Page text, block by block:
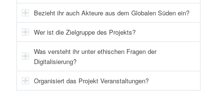
Bezieht ihr auch Akteure aus dem Globalen Süden ein?
Wer ist die Zielgruppe des Projekts?
Was versteht ihr unter ethischen Fragen der
Digitalisierung?
Organisiert das Projekt Veranstaltungen?